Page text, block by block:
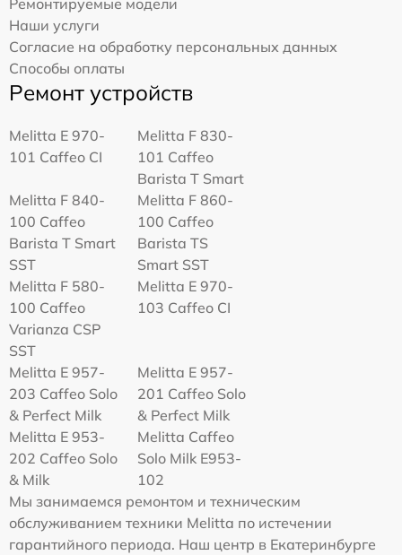
Ремонтируемые модели
Наши услуги
Согласие на обработку персональных данных
Способы оплаты
Ремонт устройств
Melitta Е 970-
101 Caffeo CI
Melitta F 830-
101 Caffeo
Barista T Smart
Melitta F 840-
100 Caffeo
Barista T Smart
SST
Melitta F 860-
100 Caffeo
Barista TS
Smart SST
Melitta F 580-
100 Caffeo
Varianza CSP
SST
Melitta Е 970-
103 Caffeo CI
Melitta E 957-
203 Caffeo Solo
& Perfect Milk
Melitta E 957-
201 Caffeo Solo
& Perfect Milk
Melitta Е 953-
202 Caffeo Solo
& Milk
Melitta Caffeo
Solo Milk E953-
102
Мы занимаемся ремонтом и техническим
обслуживанием техники Melitta по истечении
гарантийного периода. Наш центр в Екатеринбурге